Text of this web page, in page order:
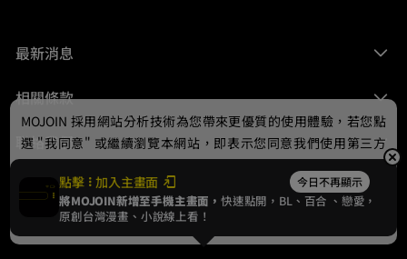
最新消息
相關條款
聯絡我們
© 2024 gamania Digital Entertainment Co., Ltd.
點擊 加入主畫面 今日不再顯示
將MOJOIN新增至手機主畫面，快速點開，BL、 百合 、戀愛，
原創台灣漫畫、小說線上看！
MOJOIN 採用網站分析技術為您帶來更優質的使用體驗，若您點
選 "我同意" 或繼續瀏覽本網站，即表示您同意我們使用第三方
Cookie，欲瞭解更多資訊請見隱私權政策。
我同意